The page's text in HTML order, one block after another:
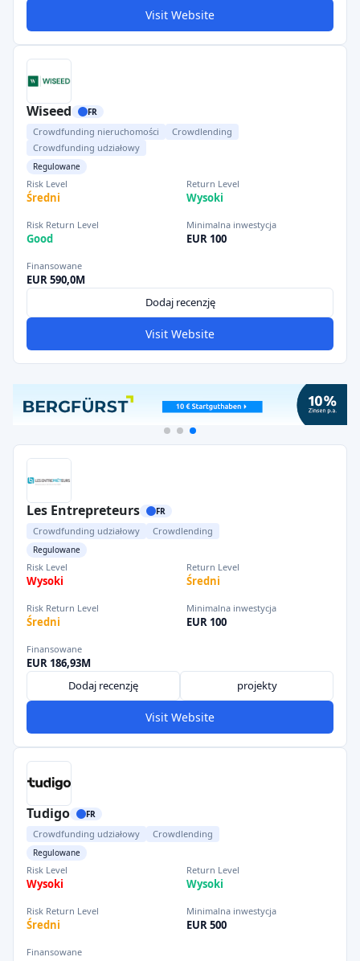
Visit Website
Wiseed FR
Crowdfunding nieruchomości
Crowdlending
Crowdfunding udziałowy
Regulowane
Risk Level
Średni
Return Level
Wysoki
Risk Return Level
Good
Minimalna inwestycja
EUR 100
Finansowane
EUR 590,0M
Dodaj recenzję
Visit Website
Les Entrepreteurs FR
Crowdfunding udziałowy Crowdlending
Regulowane
Risk Level
Wysoki
Return Level
Średni
Risk Return Level
Średni
Minimalna inwestycja
EUR 100
Finansowane
EUR 186,93M
Dodaj recenzję
projekty
Visit Website
Tudigo FR
Crowdfunding udziałowy Crowdlending
Regulowane
Risk Level
Wysoki
Return Level
Wysoki
Risk Return Level
Średni
Minimalna inwestycja
EUR 500
Finansowane